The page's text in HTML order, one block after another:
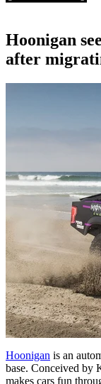
Hoonigan
after
Hoonigan is an
base. Conceived by
makes cars fun